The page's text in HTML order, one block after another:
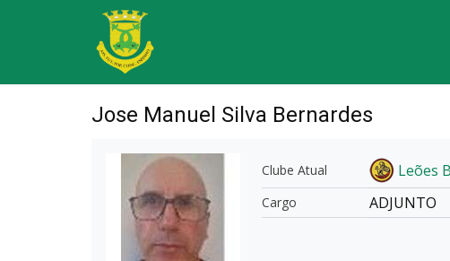
Jose Manuel Silva Bernardes
Clube Atual Leões
Cargo ADJUNTO